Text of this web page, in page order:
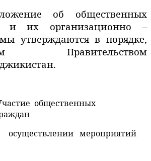
об общественных
и их организационно –
утверждаются в порядке,
Правительством
общественных
осуществлении мероприятий